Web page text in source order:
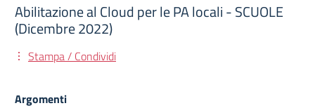
Abilitazione al Cloud per le PA locali - SCUOLE
(Dicembre 2022)
Stampa / Condividi
Argomenti